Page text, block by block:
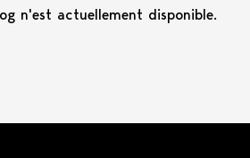
n'est actuellement disponible.